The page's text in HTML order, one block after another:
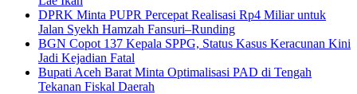
DPRK Minta PUPR Percepat Realisasi Rp4 Miliar untuk
Jalan Syekh Hamzah Fansuri–Runding
BGN Copot 137 Kepala SPPG, Status Kasus Keracunan Kini
Jadi Kejadian Fatal
Bupati Aceh Barat Minta Optimalisasi PAD di Tengah
Tekanan Fiskal Daerah